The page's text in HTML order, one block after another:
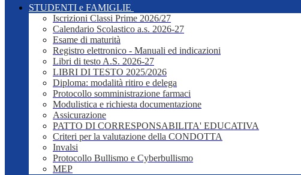
STUDENTI e FAMIGLIE
Iscrizioni Classi Prime 2026/27
Calendario Scolastico a.s. 2026-27
Esame di maturità
Registro elettronico - Manuali ed indicazioni
Libri di testo A.S. 2026-27
LIBRI DI TESTO 2025/2026
Diploma: modalità ritiro e delega
Protocollo somministrazione farmaci
Modulistica e richiesta documentazione
Assicurazione
PATTO DI CORRESPONSABILITA' EDUCATIVA
Criteri per la valutazione della CONDOTTA
Invalsi
Protocollo Bullismo e Cyberbullismo
MEP